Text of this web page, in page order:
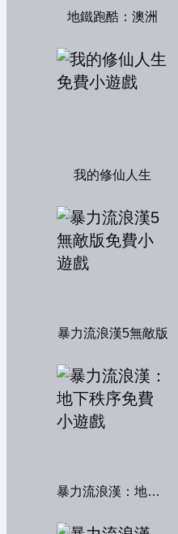
地鐵跑酷：澳洲
我的修仙人生
暴力流浪漢5無敵版
暴力流浪漢：地下秩序